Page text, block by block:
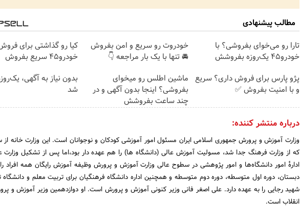
مطالب پیشنهادی
تارا رو می‌خوای بفروشی؟ با
خودرو۴۵ یک‌روزه بفروشش
خودروت رو سریع و امن بفروش
🚘 تنها با یک بار مراجعه 👇
کیا رو گذاشتی برای
خودرو45 سریع بفروش
پژو پارس برای فروش داری؟ سریع
و با امنیت بفروش ✅
ماشین اطلس رو میخوای
بفروشی؟ اینجا بدون آگهی و در
چند ساعت بفروشش
بدون نیاز به آگهی،
شد
درباره منتشر کننده:
که از وزارت فرهنگ جدا شد، مسولیت آموزش عالی (دانشگاه ها) را هم عهده دار بود،اما پس از تشکیل وزارت
ادارهٔ امور دانشگاه‌ها و امور پژوهشی در سطوح عالی وزارت آموزش و پرورش وظیفه آموزش رایگان همه افراد
دبستان، دوره اول متوسطه، دوره دوم متوسطه و همچنین اداره دانشگاه فرهنگیان برای تربیت معلم و دانشگاه
شهید رجایی را به عهده دارد. علی اصغر فانی وزیر کنونی آموزش و پرورش است. او دوازدهمین وزیر آموزش و
انقلاب است.